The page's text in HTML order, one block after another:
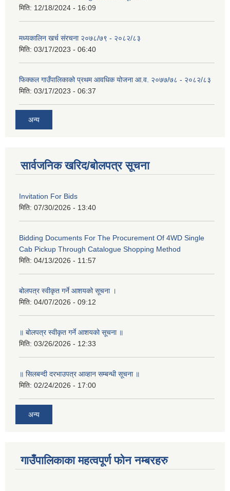
मिति: 12/18/2024 - 16:09
मध्यकालिन खर्च संरचना २०७८/७९ - २०८२/८३
मिति: 03/17/2023 - 06:40
फिक्कल गाउँपालिकाको प्रथम आवधिक योजना आ.व. २०७७/७८ - २०८२/८३
मिति: 03/17/2023 - 06:37
अन्य
सार्वजनिक खरिद/बोलपत्र सूचना
Invitation For Bids
मिति: 07/30/2026 - 13:40
Bidding Documents For The Procurement Of 4WD Single
Cab Pickup Through Catalogue Shopping Method
मिति: 04/13/2026 - 11:57
बोलपत्र स्वीकृत गर्ने आशयको सूचना ।
मिति: 04/07/2026 - 09:12
॥ बोलपत्र स्वीकृत गर्ने आशयको सूचना ॥
मिति: 03/26/2026 - 12:33
॥ सिलबन्दी दरभाउपत्र आव्हान सम्बन्धी सूचना ॥
मिति: 02/24/2026 - 17:00
अन्य
गाउँपालिकाका महत्वपूर्ण फोन नम्बरहरु